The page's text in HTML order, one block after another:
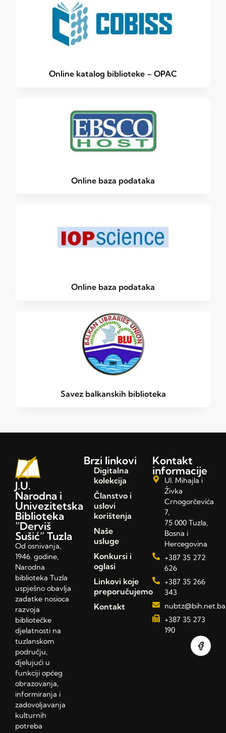
Online katalog biblioteke – OPAC
Online baza podataka
Online baza podataka
Savez balkanskih biblioteka
J.U.
Narodna i
Univezitetska
Biblioteka
“Derviš
Sušić” Tuzla
Od osnivanja,
1946. godine,
Narodna
biblioteka Tuzla
uspješno obavlja
zadatke nosioca
razvoja
bibliotečke
djelatnosti na
tuzlanskom
području,
djelujući u
funkciji općeg
obrazovanja,
informiranja i
zadovoljavanja
kulturnih
potreba
Brzi linkovi
Digitalna
kolekcija
Članstvo i
uslovi
korištenja
Naše
usluge
Konkursi i
oglasi
Linkovi koje
preporučujemo
Kontakt
Kontakt
informacije
Ul. Mihajla i
Živka
Crnogorčevića
7,
75 000 Tuzla,
Bosna i
Hercegovina
+387 35 272
626
+387 35 266
343
nubtz@bih.net.ba
+387 35 273
190